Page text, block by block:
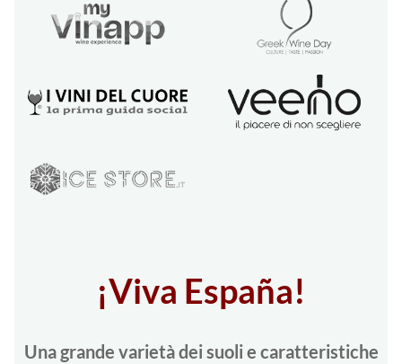
¡Viva España!
Una grande varietà dei suoli e caratteristiche